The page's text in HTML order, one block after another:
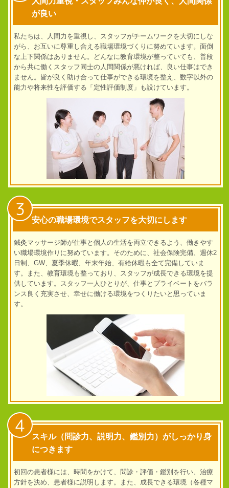
が良い
私たちは、人間力を重視し、スタッフがチームワークを大切にしな
がら、お互いに尊重し合える職場環境づくりに努めています。面倒
な上下関係はありません。どんなに教育環境が整っていても、普段
から共に働くスタッフ同士の人間関係が悪ければ、良い仕事はでき
ません。皆が良く助け合って仕事ができる環境を整え、数字以外の
能力や将来性を評価する「定性評価制度」も設けています。
3
安心の職場環境でスタッフを大切にします
鍼灸マッサージ師が仕事と個人の生活を両立できるよう、働きやす
い職場環境作りに努めています。そのために、社会保険完備、週休2
日制、GW、夏季休暇、年末年始、有給休暇も全て完備していま
す。また、教育環境も整っており、スタッフが成長できる環境を提
供しています。 スタッフ一人ひとりが、仕事とプライベートをバラ
ンス良く充実させ、幸せに働ける環境をつくりたいと思っていま
す。
4
スキル（問診力、説明力、鑑別力）がしっかり身
につきます
初回の患者様には、時間をかけて、問診・評価・鑑別を行い、治療
方針を決め、患者様に説明します。また、成長できる環境（各種マ